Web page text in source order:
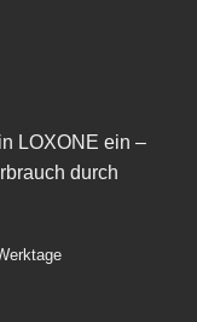
LOXONE ein –
durch